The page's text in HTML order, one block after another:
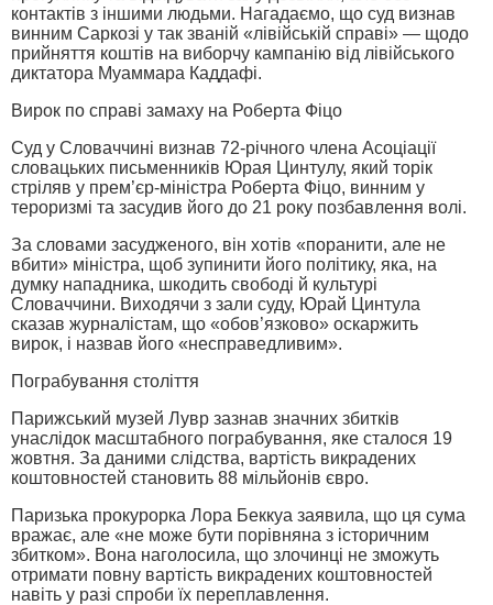
контактів з іншими людьми. Нагадаємо, що суд визнав
винним Саркозі у так званій «лівійській справі» — щодо
прийняття коштів на виборчу кампанію від лівійського
диктатора Муаммара Каддафі.
Вирок по справі замаху на Роберта Фіцо
Суд у Словаччині визнав 72-річного члена Асоціації
словацьких письменників Юрая Цинтулу, який торік
стріляв у прем’єр-міністра Роберта Фіцо, винним у
тероризмі та засудив його до 21 року позбавлення волі.
За словами засудженого, він хотів «поранити, але не
вбити» міністра, щоб зупинити його політику, яка, на
думку нападника, шкодить свободі й культурі
Словаччини. Виходячи з зали суду, Юрай Цинтула
сказав журналістам, що «обов’язково» оскаржить
вирок, і назвав його «несправедливим».
Пограбування століття
Парижський музей Лувр зазнав значних збитків
унаслідок масштабного пограбування, яке сталося 19
жовтня. За даними слідства, вартість викрадених
коштовностей становить 88 мільйонів євро.
Паризька прокурорка Лора Беккуа заявила, що ця сума
вражає, але «не може бути порівняна з історичним
збитком». Вона наголосила, що злочинці не зможуть
отримати повну вартість викрадених коштовностей
навіть у разі спроби їх переплавлення.